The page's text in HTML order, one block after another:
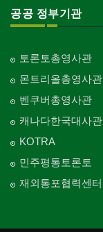
공공 정부기관
토론토총영사관
몬트리올총영사관
벤쿠버총영사관
캐나다한국대사관
KOTRA
민주평통토론토
재외통포협력센터